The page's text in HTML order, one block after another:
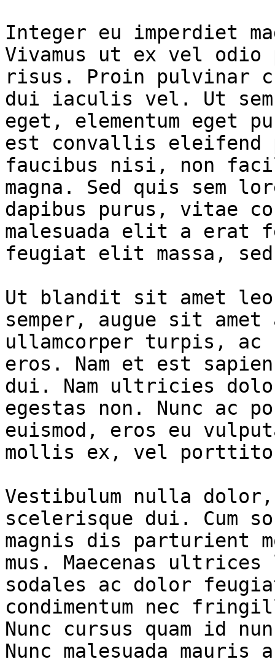
Integer eu imperdiet
Vivamus ut ex vel
risus. Proin pulvinar
dui iaculis vel. Ut
eget, elementum eget
est convallis
faucibus nisi, non
magna. Sed quis sem
dapibus purus, vitae
malesuada elit a erat
feugiat elit massa,
Ut blandit sit amet
semper, augue sit
ullamcorper turpis,
eros. Nam et est
dui. Nam ultricies
egestas non. Nunc ac
euismod, eros eu
mollis ex, vel
Vestibulum nulla
scelerisque dui. Cum
magnis dis parturient
mus. Maecenas ultrices
sodales ac dolor
condimentum nec
Nunc cursus quam id
Nunc malesuada